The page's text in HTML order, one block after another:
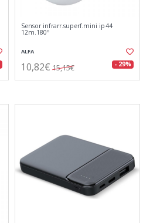
Sensor infrarr.superf.mini ip44
12m.180º
ALFA
10,82€ 15,15€ - 29%